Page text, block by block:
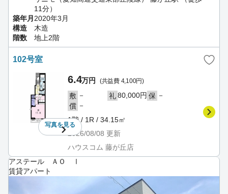
11分）
築年月 2020年3月
構造
木造
階数
地上2階
102号室
写真を見る
6.4万円 (共益費 4,100円)
敷 － 礼80,000円 保 －
償 －
1階 / 1R / 34.15㎡
2026/08/08 更新
ハウスコム 藤が丘店
アステール ＡＯ Ⅰ
賃貸アパート